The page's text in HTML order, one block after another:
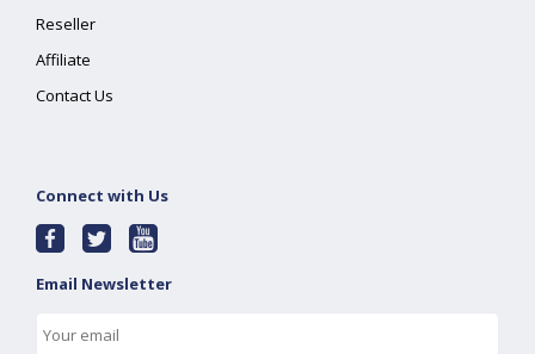
Reseller
Affiliate
Contact Us
Connect with Us
Email Newsletter